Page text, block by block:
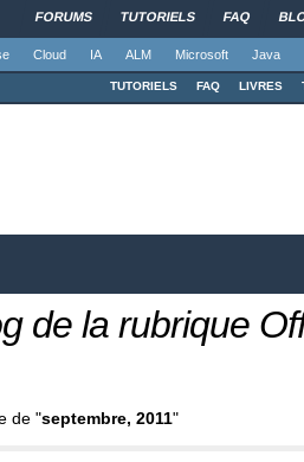
FORUMS TUTORIELS FAQ
Cloud IA ALM Microsoft Java
TUTORIELS FAQ LIVRES
de la rubrique
de "septembre, 2011"